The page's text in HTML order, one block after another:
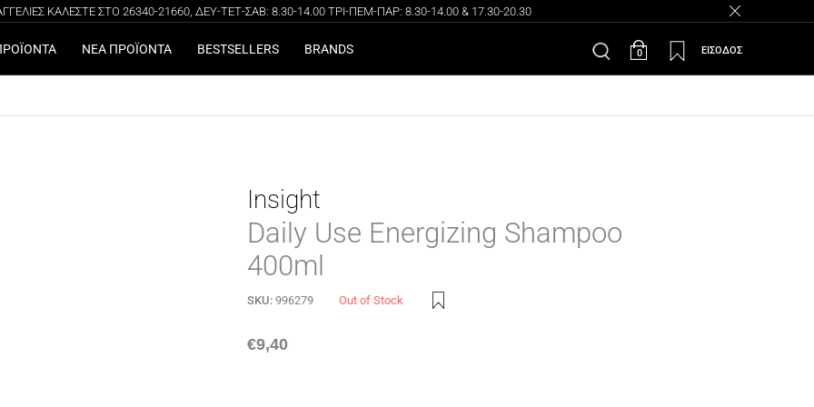
ΚΑΛΕΣΤΕ ΣΤΟ 26340-21660, ΔΕΥ-ΤΕΤ-ΣΑΒ: 8.30-14.00 ΤΡΙ-ΠΕΜ-ΠΑΡ: 8.30-14.00 & 17.30-20.30
100% ΑΥΘΕΝΤΙΚΑ ΠΡΟΪΟΝΤΑ
ΝΕΑ ΠΡΟΪΟΝΤΑ BESTSELLERS BRANDS 0 ΕΙΣΟΔΟΣ
Insight
Daily Use Energizing Shampoo
400ml
SKU: 996279 Out of Stock
€9,40